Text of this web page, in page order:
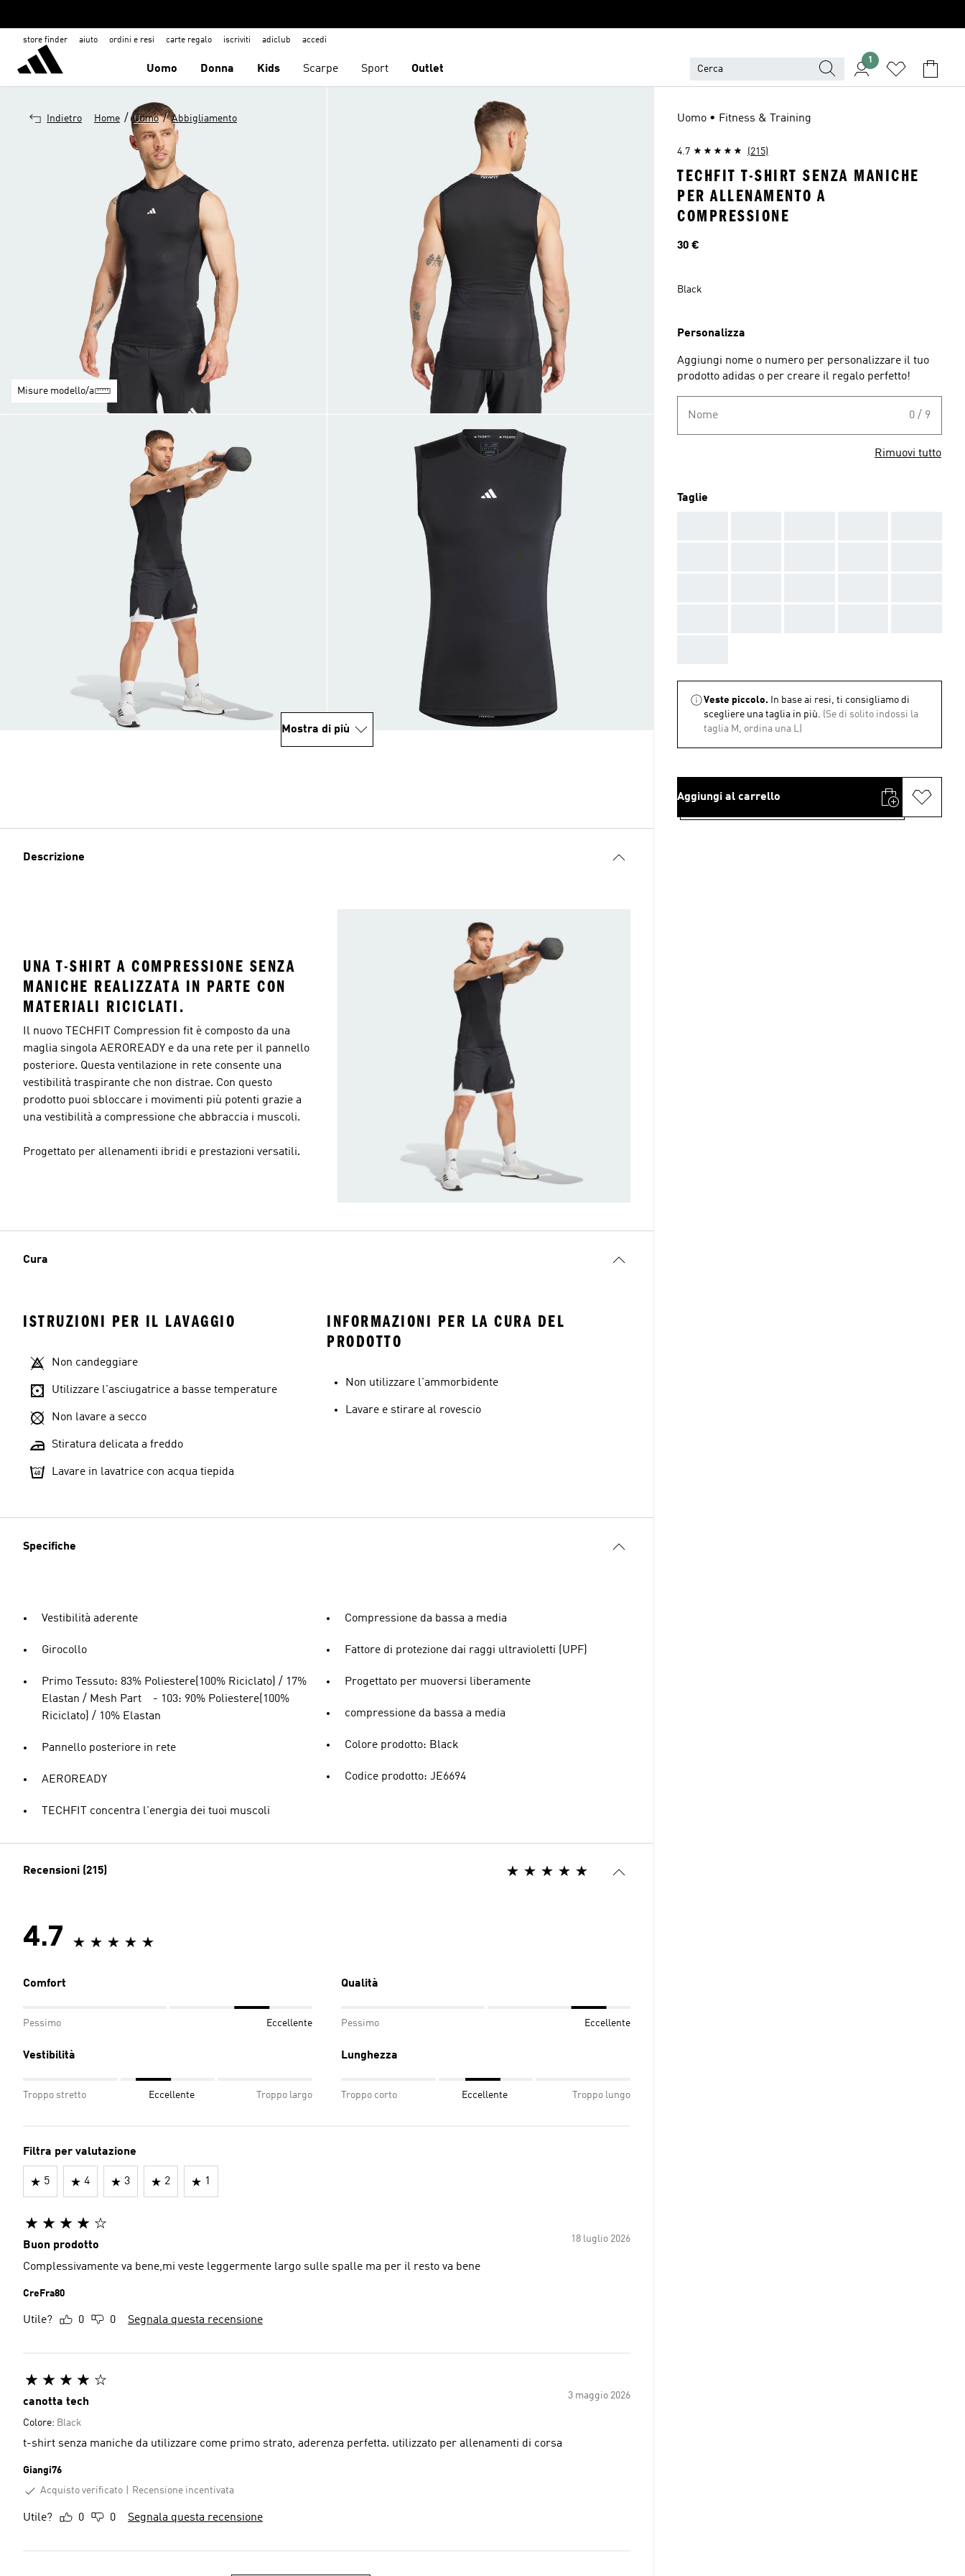
store finder aiuto ordini e resi carte regalo iscriviti adiclub accedi
Uomo Donna Kids Scarpe Sport Outlet
1
Indietro Home / Uomo / Abbigliamento
Misure modello/a
Mostra di più
Descrizione
UNA T-SHIRT A COMPRESSIONE SENZA
MANICHE REALIZZATA IN PARTE CON
MATERIALI RICICLATI.
Il nuovo TECHFIT Compression fit è composto da una
maglia singola AEROREADY e da una rete per il pannello
posteriore. Questa ventilazione in rete consente una
vestibilità traspirante che non distrae. Con questo
prodotto puoi sbloccare i movimenti più potenti grazie a
una vestibilità a compressione che abbraccia i muscoli.
Progettato per allenamenti ibridi e prestazioni versatili.
Cura
ISTRUZIONI PER IL LAVAGGIO
Non candeggiare
Utilizzare l'asciugatrice a basse temperature
Non lavare a secco
Stiratura delicata a freddo
Lavare in lavatrice con acqua tiepida
INFORMAZIONI PER LA CURA DEL
PRODOTTO
Non utilizzare l'ammorbidente
Lavare e stirare al rovescio
Specifiche
Vestibilità aderente
Girocollo
Primo Tessuto: 83% Poliestere(100% Riciclato) / 17%
Elastan / Mesh Part - 103: 90% Poliestere(100%
Riciclato) / 10% Elastan
Pannello posteriore in rete
AEROREADY
TECHFIT concentra l'energia dei tuoi muscoli
Compressione da bassa a media
Fattore di protezione dai raggi ultravioletti (UPF)
Progettato per muoversi liberamente
compressione da bassa a media
Colore prodotto: Black
Codice prodotto: JE6694
Recensioni (215)
4.7
Comfort
Pessimo Eccellente
Qualità
Pessimo Eccellente
Vestibilità
Troppo stretto Eccellente Troppo largo
Lunghezza
Troppo corto Eccellente Troppo lungo
Filtra per valutazione
5 4 3 2 1
18 luglio 2026
Buon prodotto
Complessivamente va bene,mi veste leggermente largo sulle spalle ma per il resto va bene
CreFra80
Utile? 0 0 Segnala questa recensione
3 maggio 2026
canotta tech
Colore: Black
t-shirt senza maniche da utilizzare come primo strato, aderenza perfetta. utilizzato per allenamenti di corsa
Giangi76
Acquisto verificato
Recensione incentivata
Utile? 0 0 Segnala questa recensione
Uomo • Fitness & Training
4.7 (215)
TECHFIT T-SHIRT SENZA MANICHE
PER ALLENAMENTO A
COMPRESSIONE
Prezzo
30 €
Black
Personalizza
Aggiungi nome o numero per personalizzare il tuo
prodotto adidas o per creare il regalo perfetto!
Nome 0 / 9
Rimuovi tutto
Taglie
Veste piccolo.
In base ai resi, ti consigliamo di
scegliere una taglia in più. (Se di solito indossi la
taglia M, ordina una L)
Aggiungi al carrello